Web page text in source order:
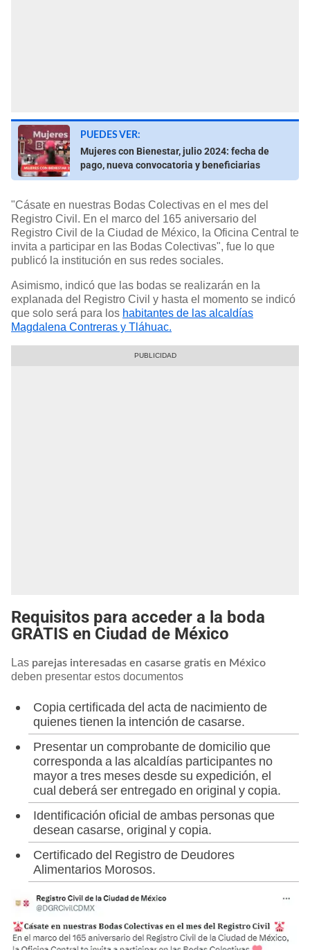
PUEDES VER:
Mujeres con Bienestar, julio 2024: fecha de
pago, nueva convocatoria y beneficiarias
"Cásate en nuestras Bodas Colectivas en el mes del
Registro Civil. En el marco del 165 aniversario del
Registro Civil de la Ciudad de México, la Oficina Central te
invita a participar en las Bodas Colectivas", fue lo que
publicó la institución en sus redes sociales.
Asimismo, indicó que las bodas se realizarán en la
explanada del Registro Civil y hasta el momento se indicó
que solo será para los habitantes de las alcaldías
Magdalena Contreras y Tláhuac.
Requisitos para acceder a la boda
GRATIS en Ciudad de México
Las parejas interesadas en casarse gratis en México
deben presentar estos documentos
Copia certificada del acta de nacimiento de
quienes tienen la intención de casarse.
Presentar un comprobante de domicilio que
corresponda a las alcaldías participantes no
mayor a tres meses desde su expedición, el
cual deberá ser entregado en original y copia.
Identificación oficial de ambas personas que
desean casarse, original y copia.
Certificado del Registro de Deudores
Alimentarios Morosos.